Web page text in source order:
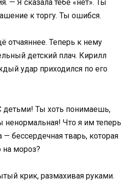
— Я сказала тебе «нет». Ты
к торгу. Ты ошибся.
отчаяннее. Теперь к нему
детский плач. Кирилл
удар приходился по его
Ты хоть понимаешь,
ненормальная! Что я им теперь
бессердечная тварь, которая
мороз?
крик, размахивая руками.